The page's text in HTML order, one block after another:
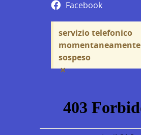
Facebook
servizio telefonico
momentaneamente
sospeso
×